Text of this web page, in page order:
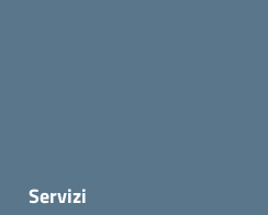
Servizi